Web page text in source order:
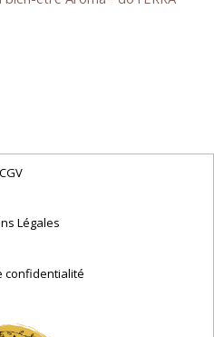
CGV
Légales
confidentialité